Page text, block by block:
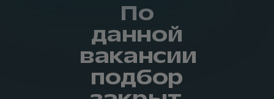
По
данной
вакансии
подбор